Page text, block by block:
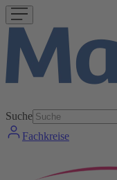
Suche
Fachkreise